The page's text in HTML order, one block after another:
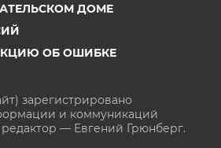
ДОМЕ
ОБ ОШИБКЕ
зарегистрировано
и коммуникаций
редактор — Евгений Грюнберг.